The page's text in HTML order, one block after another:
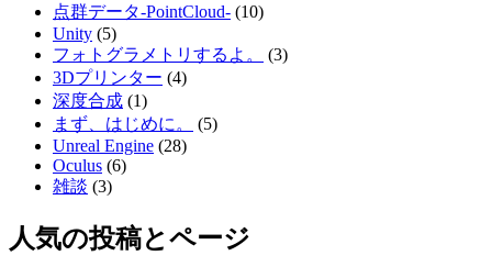
点群データ-PointCloud- (10)
Unity (5)
フォトグラメトリするよ。
(3)
3Dプリンター (4)
深度合成 (1)
まず、はじめに。
(5)
Unreal Engine (28)
Oculus (6)
雑談 (3)
人気の投稿とページ